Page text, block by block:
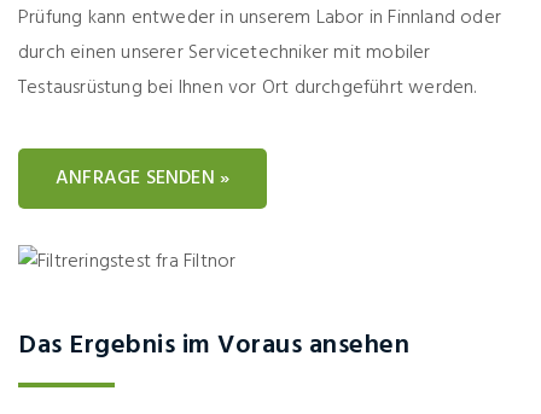
Prüfung kann entweder in unserem Labor in Finnland oder
durch einen unserer Servicetechniker mit mobiler
Testausrüstung bei Ihnen vor Ort durchgeführt werden.
ANFRAGE SENDEN »
Das Ergebnis im Voraus ansehen